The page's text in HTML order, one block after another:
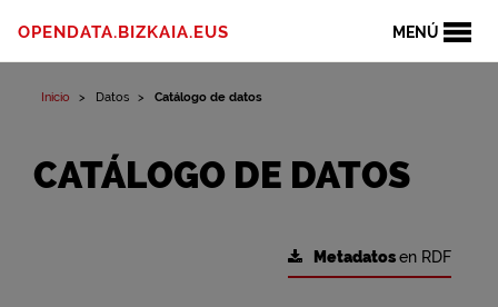
MENÚ
OPENDATA.BIZKAIA.EUS
Inicio Datos Catálogo de datos
CATÁLOGO DE DATOS
Metadatosen RDF